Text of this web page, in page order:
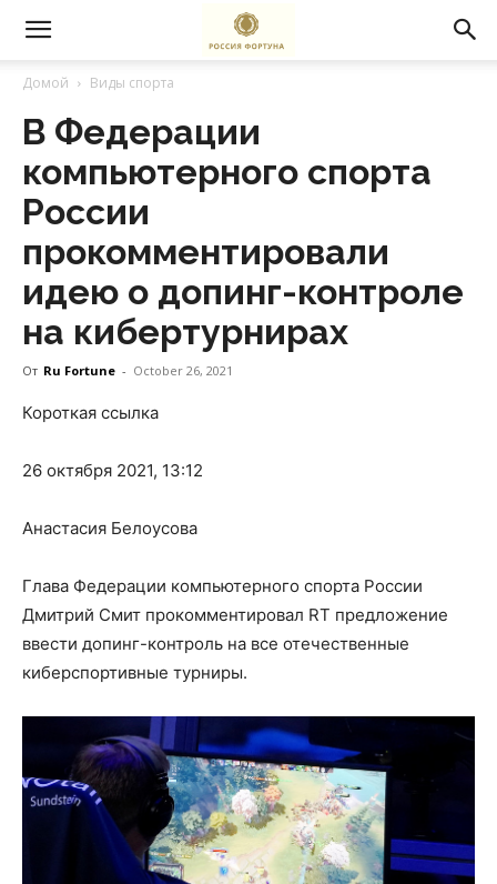
Домой Виды спорта
В Федерации
компьютерного спорта
России
прокомментировали
идею о допинг-контроле
на кибертурнирах
От Ru Fortune - October 26, 2021
Короткая ссылка
26 октября 2021, 13:12
Анастасия Белоусова
Глава Федерации компьютерного спорта России
Дмитрий Смит прокомментировал RT предложение
ввести допинг-контроль на все отечественные
киберспортивные турниры.